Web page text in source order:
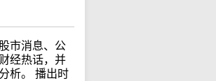
市消息、公
经热话，并
析。 播出时